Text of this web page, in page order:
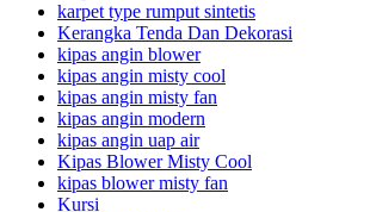
karpet type rumput sintetis
Kerangka Tenda Dan Dekorasi
kipas angin blower
kipas angin misty cool
kipas angin misty fan
kipas angin modern
kipas angin uap air
Kipas Blower Misty Cool
kipas blower misty fan
Kursi